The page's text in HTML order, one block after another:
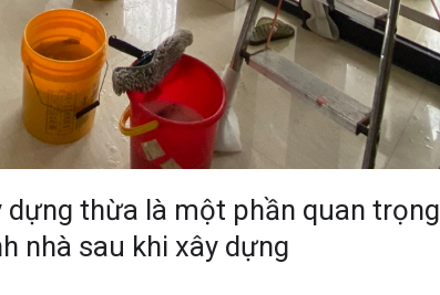
dựng thừa là một phần quan trọng
nhà sau khi xây dựng